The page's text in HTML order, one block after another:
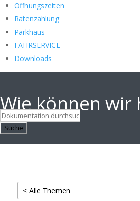
Öffnungszeiten
Ratenzahlung
Parkhaus
FAHRSERVICE
Downloads
Wie können wir
Suche
< Alle Themen